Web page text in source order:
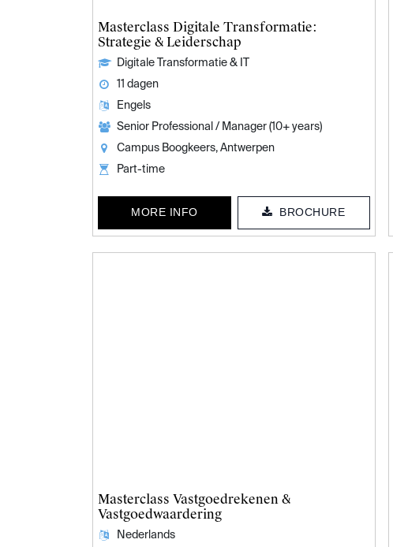
Masterclass Digitale Transformatie:
Strategie & Leiderschap
Digitale Transformatie & IT
11 dagen
Engels
Senior Professional / Manager (10+ years)
Campus Boogkeers, Antwerpen
Part-time
MORE INFO BROCHURE
Masterclass Vastgoedrekenen &
Vastgoedwaardering
Nederlands